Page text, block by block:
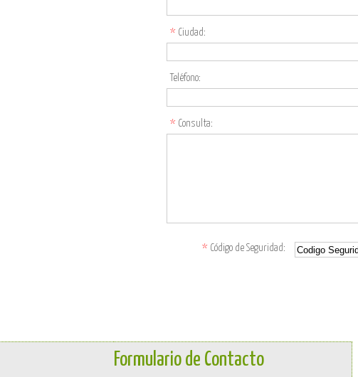
* Ciudad:
Teléfono:
* Consulta:
* Código de Seguridad:
Formulario de Contacto